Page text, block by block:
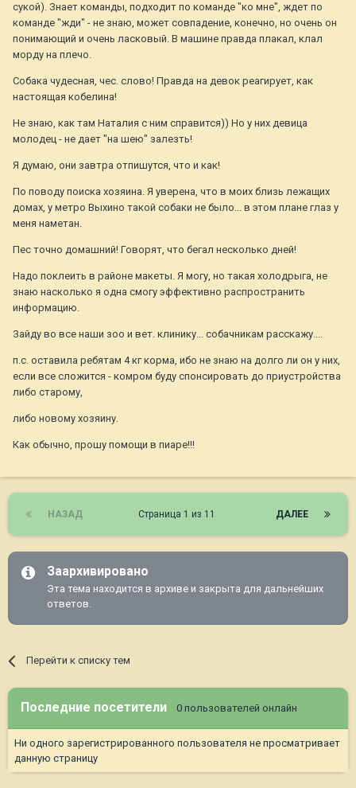
сукой). Знает команды, подходит по команде "ко мне", ждет по
команде "жди" - не знаю, может совпадение, конечно, но очень он
понимающий и очень ласковый. В машине правда плакал, клал
морду на плечо.
Собака чудесная, чес. слово! Правда на девок реагирует, как
настоящая кобелина!
Не знаю, как там Наталия с ним справится)) Но у них девица
молодец - не дает "на шею" залезть!
Я думаю, они завтра отпишутся, что и как!
По поводу поиска хозяина. Я уверена, что в моих близь лежащих
домах, у метро Выхино такой собаки не было... в этом плане глаз у
меня наметан.
Пес точно домашний! Говорят, что бегал несколько дней!
Надо поклеить в районе макеты. Я могу, но такая холодрыга, не
знаю насколько я одна смогу эффективно распространить
информацию.
Зайду во все наши зоо и вет. клинику... собачникам расскажу....
п.с. оставила ребятам 4 кг корма, ибо не знаю на долго ли он у них,
если все сложится - комром буду спонсировать до приустройства
либо старому,
либо новому хозяину.
Как обычно, прошу помощи в пиаре!!!
НАЗАД ДАЛЕЕ
Страница 1 из 11
Заархивировано
Эта тема находится в архиве и закрыта для дальнейших
ответов.
Перейти к списку тем
Последние посетители 0 пользователей онлайн
Ни одного зарегистрированного пользователя не просматривает
данную страницу